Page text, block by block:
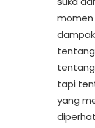
momen
tapi
yang